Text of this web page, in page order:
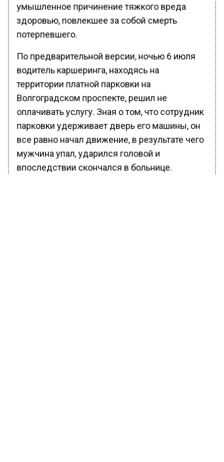
умышленное причинение тяжкого вреда
здоровью, повлекшее за собой смерть
потерпевшего.
По предварительной версии, ночью 6 июля
водитель каршеринга, находясь на
территории платной парковки на
Волгоградском проспекте, решил не
оплачивать услугу. Зная о том, что сотрудник
парковки удерживает дверь его машины, он
все равно начал движение, в результате чего
мужчина упал, ударился головой и
впоследствии скончался в больнице.